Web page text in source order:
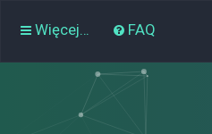
Więcej… FAQ